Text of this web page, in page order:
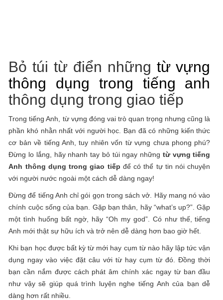
Bỏ túi từ điển những từ vựng
thông dụng trong tiếng anh
thông dụng trong giao tiếp
Trong tiếng Anh, từ vựng đóng vai trò quan trọng nhưng cũng là
phần khó nhằn nhất với người học. Bạn đã có những kiến thức
cơ bản về tiếng Anh, tuy nhiên vốn từ vựng chưa phong phú?
Đừng lo lắng, hãy nhanh tay bỏ túi ngay những từ vựng tiếng
Anh thông dụng trong giao tiếp để có thể tự tin nói chuyện
với người nước ngoài một cách dễ dàng ngay!
Đừng để tiếng Anh chỉ gói gọn trong sách vở. Hãy mang nó vào
chính cuộc sống của bạn. Gặp bạn thân, hãy “what’s up?”. Gặp
một tình huống bất ngờ, hãy “Oh my god”. Có như thế, tiếng
Anh mới thật sự hữu ích và trở nên dễ dàng hơn bao giờ hết.
Khi bạn học được bất kỳ từ mới hay cụm từ nào hãy lập tức vận
dụng ngay vào việc đặt câu với từ hay cụm từ đó. Đồng thời
bạn cần nắm được cách phát âm chính xác ngay từ ban đầu
như vậy sẽ giúp quá trình luyện nghe tiếng Anh của bạn dễ
dàng hơn rất nhiều.